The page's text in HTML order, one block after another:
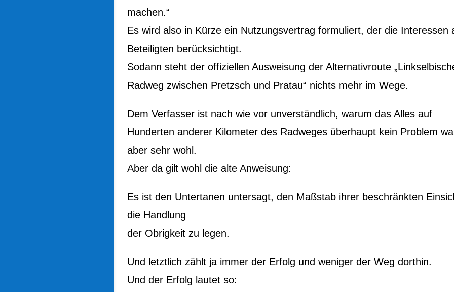
machen.“
Es wird also in Kürze ein Nutzungsvertrag formuliert, der die Interessen
Beteiligten berücksichtigt.
Sodann steht der offiziellen Ausweisung der Alternativroute
Radweg zwischen Pretzsch und Pratau“ nichts mehr im Wege.
Dem Verfasser ist nach wie vor unverständlich, warum das Alles auf
Hunderten anderer Kilometer des Radweges überhaupt kein Problem
aber sehr wohl.
Aber da gilt wohl die alte Anweisung:
Es ist den Untertanen untersagt, den Maßstab ihrer beschränkten
die Handlung
der Obrigkeit zu legen.
Und letztlich zählt ja immer der Erfolg und weniger der Weg dorthin.
Und der Erfolg lautet so: